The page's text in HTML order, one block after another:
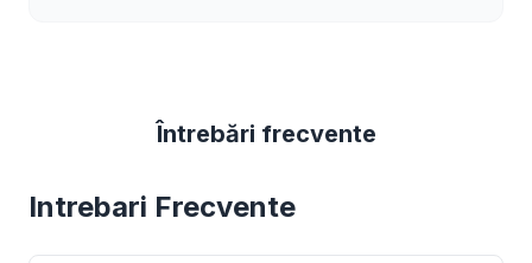
Întrebări frecvente
Intrebari Frecvente